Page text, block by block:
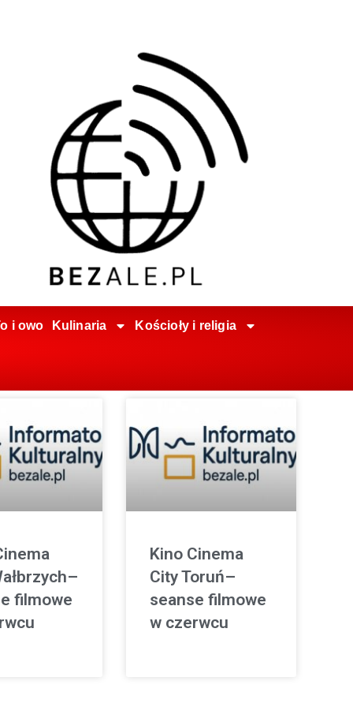
i owo Kulinaria Kościoły i religia
filmowe
Kino Cinema
City Toruń–
seanse filmowe
w czerwcu